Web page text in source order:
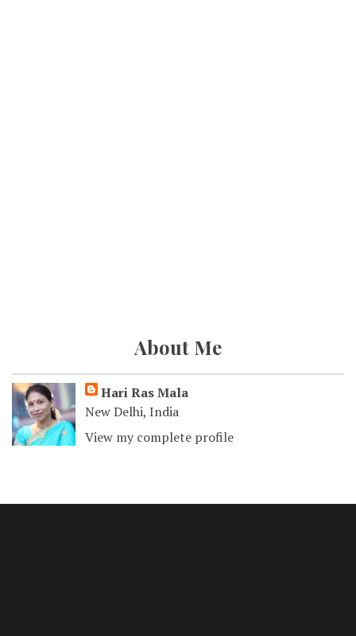
About Me
Hari Ras Mala
New Delhi, India
View my complete profile